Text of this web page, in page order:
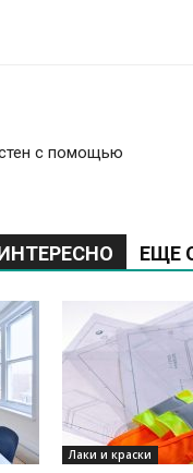
с помощью
ЕЩЕ
Лаки и краски